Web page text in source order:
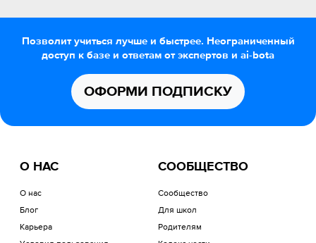
Позволит учиться лучше и быстрее. Неограниченный
доступ к базе и ответам от экспертов и ai-bota
ОФОРМИ ПОДПИСКУ
О НАС
О нас
Блог
Карьера
СООБЩЕСТВО
Сообщество
Для школ
Родителям